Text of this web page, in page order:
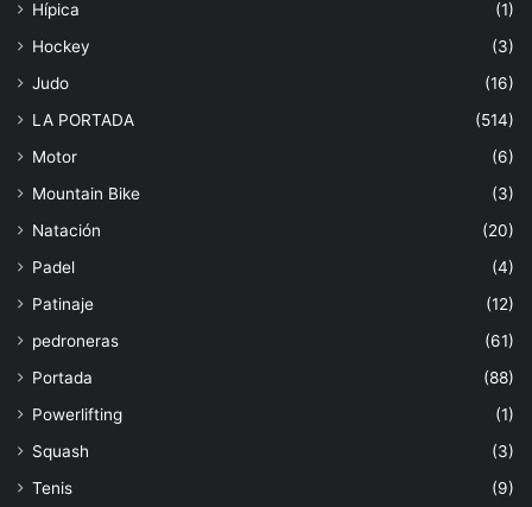
Hípica
(1)
Hockey
(3)
Judo
(16)
LA PORTADA
(514)
Motor
(6)
Mountain Bike
(3)
Natación
(20)
Padel
(4)
Patinaje
(12)
pedroneras
(61)
Portada
(88)
Powerlifting
(1)
Squash
(3)
Tenis
(9)